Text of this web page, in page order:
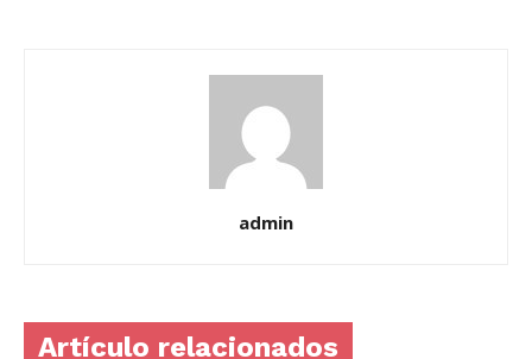
admin
Artículo relacionados